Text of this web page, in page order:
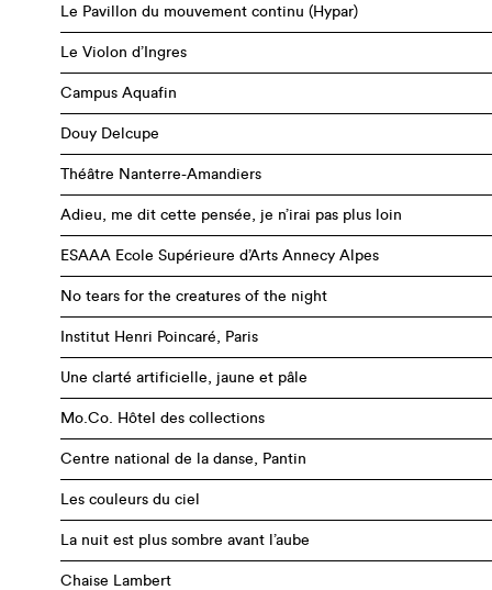
Le Pavillon du mouvement continu (Hypar)
Le Violon d’Ingres
Campus Aquafin
Douy Delcupe
Théâtre Nanterre-Amandiers
Adieu, me dit cette pensée, je n’irai pas plus loin
ESAAA Ecole Supérieure d’Arts Annecy Alpes
No tears for the creatures of the night
Institut Henri Poincaré, Paris
Une clarté artificielle, jaune et pâle
Mo.Co. Hôtel des collections
Centre national de la danse, Pantin
Les couleurs du ciel
La nuit est plus sombre avant l’aube
Chaise Lambert